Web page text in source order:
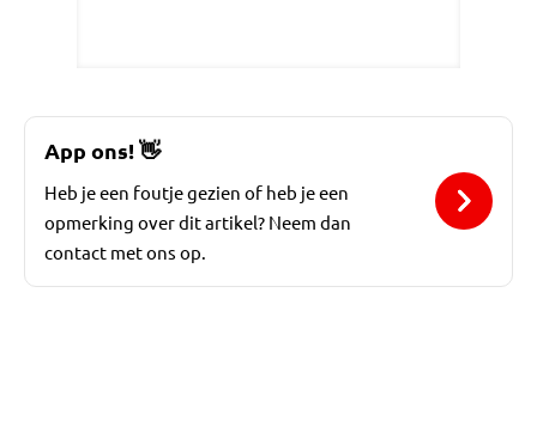
App ons! 👋
Heb je een foutje gezien of heb je een
opmerking over dit artikel? Neem dan
contact met ons op.